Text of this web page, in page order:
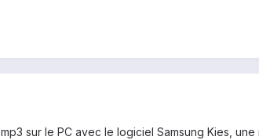
sur le PC avec le logiciel Samsung Kies,